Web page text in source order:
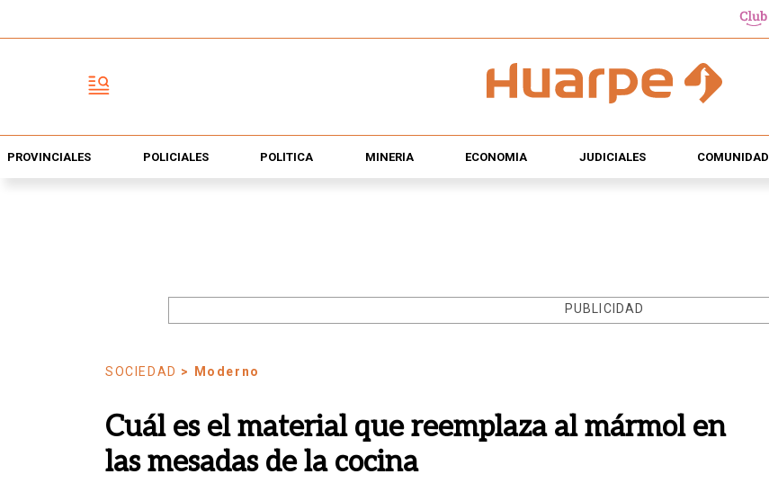
PROVINCIALES POLICIALES POLÍTICA MINERÍA ECONOMÍA JUDICIALES COMUNIDAD
PUBLICIDAD
SOCIEDAD > Moderno
Cuál es el material que reemplaza al mármol en
las mesadas de la cocina